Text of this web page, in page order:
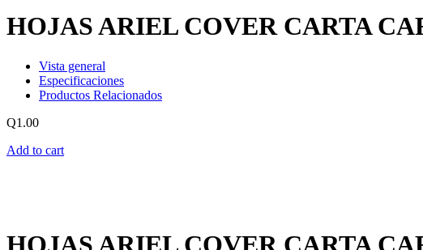
HOJAS ARIEL COVER CARTA
Vista general
Especificaciones
Productos Relacionados
Q1.00
Add to cart